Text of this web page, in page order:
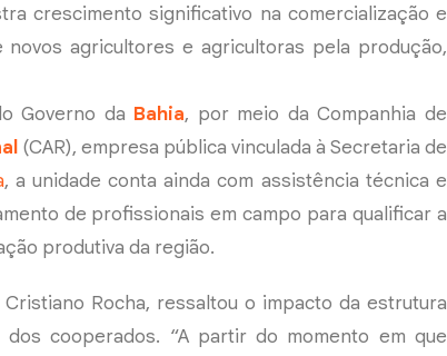
crescimento significativo na comercialização e
agricultores e agricultoras pela produção,
Governo da Bahia, por meio da Companhia de
(CAR), empresa pública vinculada à Secretaria de
, a unidade conta ainda com assistência técnica e
de profissionais em campo para qualificar a
produtiva da região.
Rocha, ressaltou o impacto da estrutura
cooperados. “A partir do momento em que